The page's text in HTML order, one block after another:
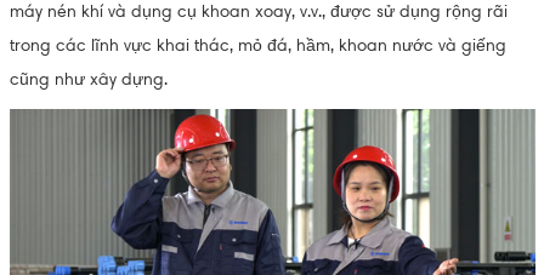
máy nén khí và dụng cụ khoan xoay, v.v., được sử dụng rộng rãi
trong các lĩnh vực khai thác, mỏ đá, hầm, khoan nước và giếng
cũng như xây dựng.